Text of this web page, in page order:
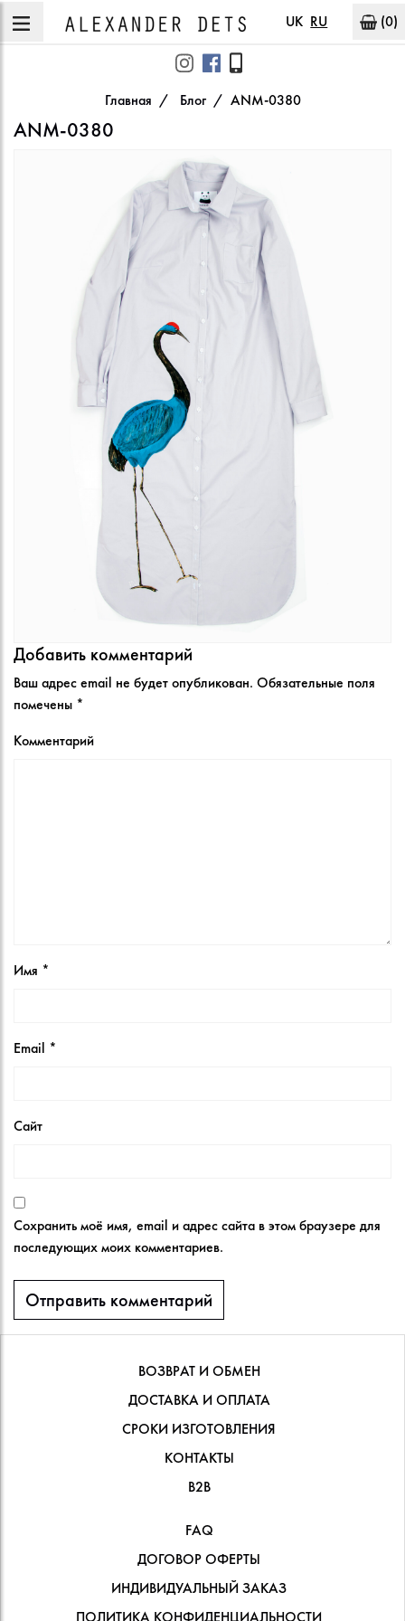
UK RU (0)
Главная Блог ANM-0380
ANM-0380
Добавить комментарий
Ваш адрес email не будет опубликован. Обязательные поля
помечены *
Комментарий
Имя *
Email *
Сайт
Сохранить моё имя, email и адрес сайта в этом браузере для
последующих моих комментариев.
ВОЗВРАТ И ОБМЕН
ДОСТАВКА И ОПЛАТА
СРОКИ ИЗГОТОВЛЕНИЯ
КОНТАКТЫ
В2В
FAQ
ДОГОВОР ОФЕРТЫ
ИНДИВИДУАЛЬНЫЙ ЗАКАЗ
ПОЛИТИКА КОНФИДЕНЦИАЛЬНОСТИ